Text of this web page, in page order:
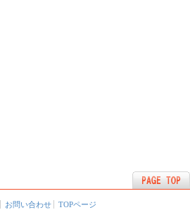
お問い合わせ TOPページ